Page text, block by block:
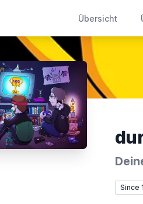
Übersicht
Since